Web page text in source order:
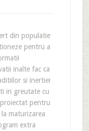
din populatie
pentru a
inalte fac ca
si inertiei
in greutate cu
pentru
maturizarea
extra